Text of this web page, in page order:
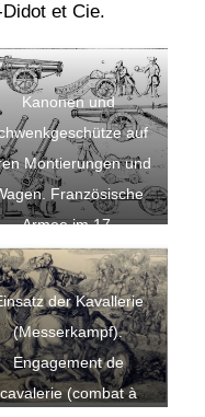
et Cie.
Kanonen und
auf
Montierungen und
Französische
Armee im 17.
Jahrhundert.
der Kavallerie
(Messerkampf).
Engagement de
cavalerie (combat à